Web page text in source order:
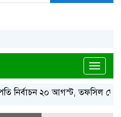
নির্বাচন ২০ আগস্ট, তফসিল ঘোষণা